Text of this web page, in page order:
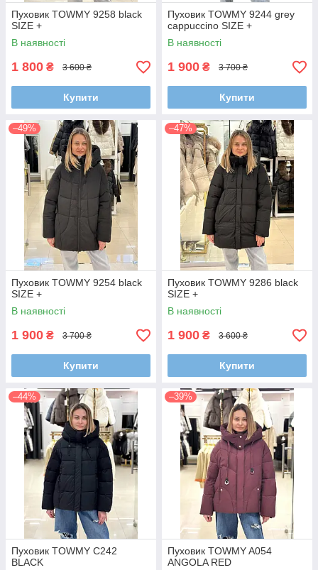
Пуховик TOWMY 9258 black
SIZE +
В наявності
1 800 ₴ 3 600 ₴
Купити
Пуховик TOWMY 9244 grey
cappuccino SIZE +
В наявності
1 900 ₴ 3 700 ₴
Купити
–49%
Пуховик TOWMY 9254 black
SIZE +
В наявності
1 900 ₴ 3 700 ₴
Купити
–47%
Пуховик TOWMY 9286 black
SIZE +
В наявності
1 900 ₴ 3 600 ₴
Купити
–44%
Пуховик TOWMY C242
BLACK
–39%
Пуховик TOWMY A054
ANGOLA RED